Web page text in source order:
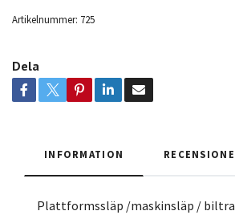
Artikelnummer: 725
Dela
INFORMATION
Plattformssläp /maskinsläp /